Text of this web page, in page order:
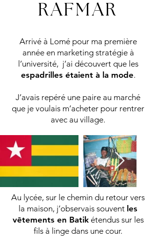
RAFMAR
Arrivé à Lomé pour ma première
année en marketing stratégie à
l’université, j’ai découvert que les
espadrilles étaient à la mode.
J’avais repéré une paire au marché
que je voulais m’acheter pour rentrer
avec au village.
Au lycée, sur le chemin du retour vers
la maison, j’observais souvent les
vêtements en Batikétendus sur les
fils à linge dans une cour.